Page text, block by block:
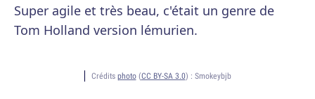
Super agile et très beau, c'était un genre de
Tom Holland version lémurien.
Crédits photo(CC BY-SA 3.0) : Smokeybjb